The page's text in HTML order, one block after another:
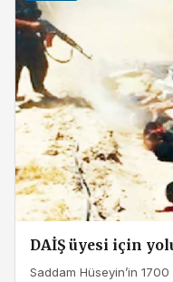
DAİŞ üyesi için
Saddam Hüseyin’in